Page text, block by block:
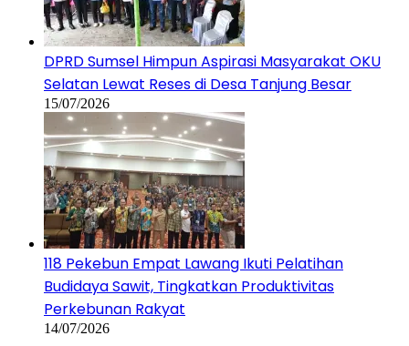
DPRD Sumsel Himpun Aspirasi Masyarakat OKU
Selatan Lewat Reses di Desa Tanjung Besar
15/07/2026
118 Pekebun Empat Lawang Ikuti Pelatihan
Budidaya Sawit, Tingkatkan Produktivitas
Perkebunan Rakyat
14/07/2026